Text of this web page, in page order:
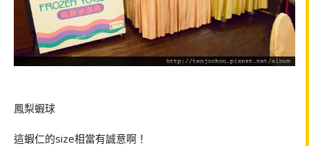
鳳梨蝦球
這蝦仁的size相當有誠意啊！